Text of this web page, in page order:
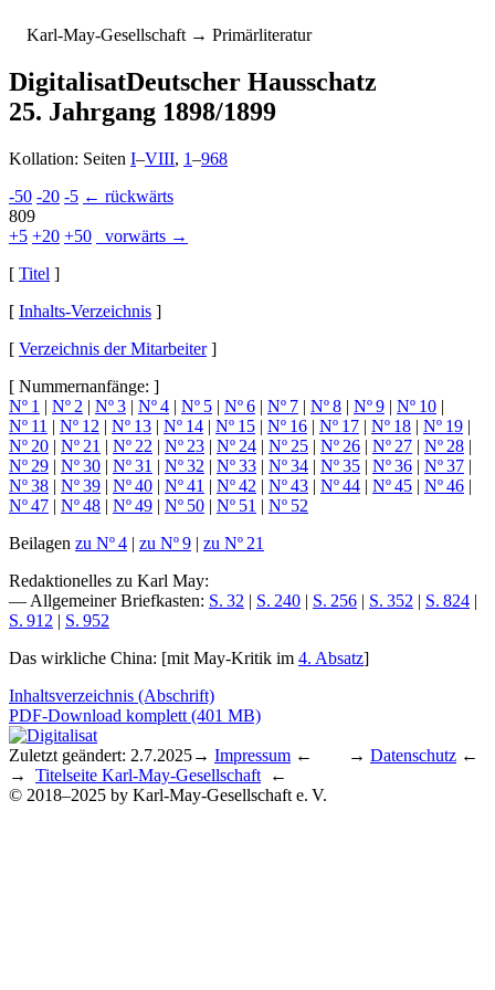
Karl-May-Gesellschaft → Primärliteratur
DigitalisatDeutscher Hausschatz
25. Jahrgang 1898/1899
Kollation: Seiten I–VIII, 1–968
-50 -20 -5 ← rückwärts
809
+5 +20 +50
vorwärts →
[ Titel ]
[ Inhalts-Verzeichnis ]
[ Verzeichnis der Mitarbeiter]
[ Nummernanfänge: ]
Nº 1 | Nº 2 | Nº 3 | Nº 4 | Nº 5 | Nº 6 | Nº 7 | Nº 8 | Nº 9 | Nº 10 |
Nº 11 | Nº 12 | Nº 13 | Nº 14 | Nº 15 | Nº 16 | Nº 17 | Nº 18 | Nº 19 |
Nº 20 | Nº 21 | Nº 22 | Nº 23 | Nº 24 | Nº 25 | Nº 26 | Nº 27 | Nº 28 |
Nº 29 | Nº 30 | Nº 31 | Nº 32 | Nº 33 | Nº 34 | Nº 35 | Nº 36 | Nº 37 |
Nº 38 | Nº 39 | Nº 40 | Nº 41 | Nº 42 | Nº 43 | Nº 44 | Nº 45 | Nº 46 |
Nº 47 | Nº 48 | Nº 49 | Nº 50 | Nº 51 | Nº 52
Beilagen zu Nº 4 | zu Nº 9 | zu Nº 21
Redaktionelles zu Karl May:
— Allgemeiner Briefkasten: S. 32 | S. 240 | S. 256 | S. 352 | S. 824 |
S. 912 | S. 952
Das wirkliche China: [mit May-Kritik im 4. Absatz]
Inhaltsverzeichnis (Abschrift)
PDF-Download komplett (401 MB)
Zuletzt geändert: 2.7.2025→ Impressum ← → Datenschutz ←
→ Titelseite Karl-May-Gesellschaft ←
© 2018–2025 by Karl-May-Gesellschaft e. V.